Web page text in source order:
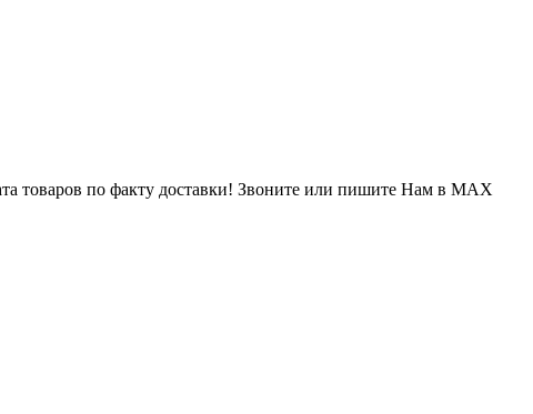
по факту доставки! Звоните или пишите Нам в MAX